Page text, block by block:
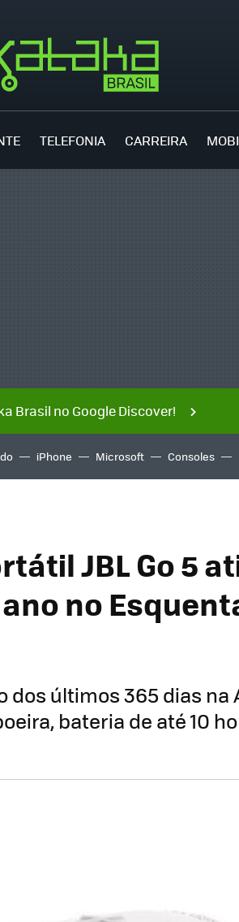
TELEFONIA CARREIRA
Brasil no Google Discover!
iPhone Microsoft Consoles
JBL Go 5
no
dos últimos 365 dias na
bateria de até 10